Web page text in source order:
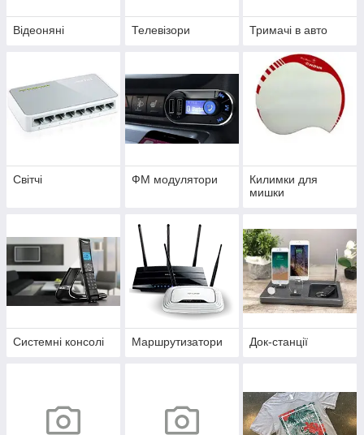
Відеоняні Телевізори Тримачі в авто
Світчі ФМ модулятори
Килимки для
мишки
Системні консолі Маршрутизатори Док-станції